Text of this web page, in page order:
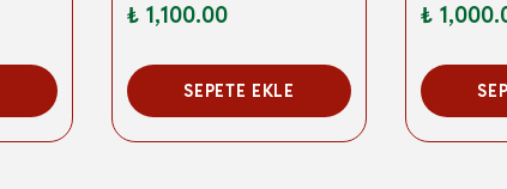
₺ 1,100.00
SEPETE EKLE
₺